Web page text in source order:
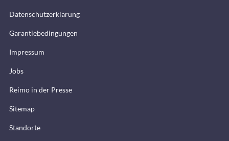
Datenschutzerklärung
Garantiebedingungen
Impressum
Jobs
Reimo in der Presse
Sitemap
Standorte